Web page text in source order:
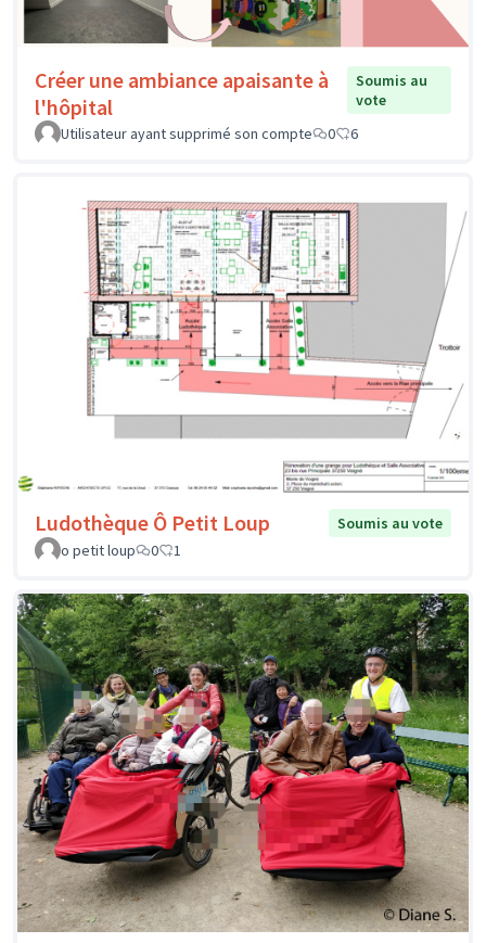
Créer une ambiance apaisante à
l'hôpital
Soumis au
vote
Utilisateur ayant supprimé son compte
0 6
Ludothèque Ô Petit Loup
Soumis au vote
o petit loup
0 1